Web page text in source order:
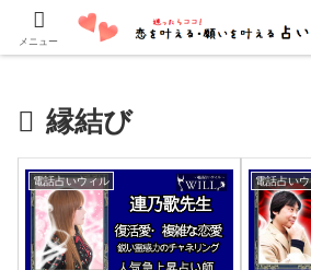
口コミでよく当たると評判の占い師・霊能
縁結び
電話占いウィル 電話占い
メニュー